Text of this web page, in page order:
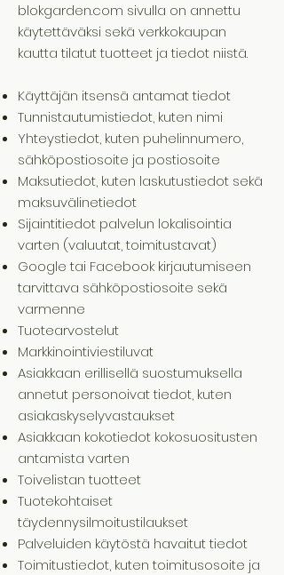
blokgarden.com sivulla on annettu
käytettäväksi sekä verkkokaupan
kautta tilatut tuotteet ja tiedot niistä.
Käyttäjän itsensä antamat tiedot
Tunnistautumistiedot, kuten nimi
Yhteystiedot, kuten puhelinnumero,
sähköpostiosoite ja postiosoite
Maksutiedot, kuten laskutustiedot sekä
maksuvälinetiedot
Sijaintitiedot palvelun lokalisointia
varten (valuutat, toimitustavat)
Google tai Facebook kirjautumiseen
tarvittava sähköpostiosoite sekä
varmenne
Tuotearvostelut
Markkinointiviestiluvat
Asiakkaan erillisellä suostumuksella
annetut personoivat tiedot, kuten
asiakaskyselyvastaukset
Asiakkaan kokotiedot kokosuositusten
antamista varten
Toivelistan tuotteet
Tuotekohtaiset
täydennysilmoitustilaukset
Palveluiden käytöstä havaitut tiedot
Toimitustiedot, kuten toimitusosoite ja